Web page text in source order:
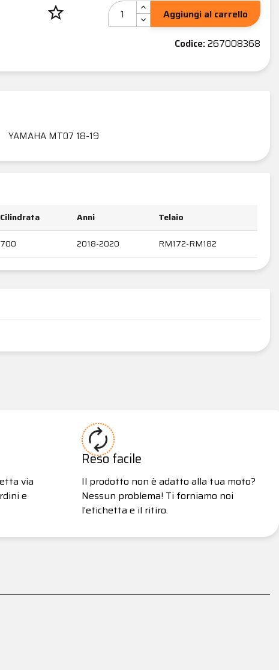
star_border
Aggiungi al carrello
Codice:267008368
YAMAHA MT07 18-19
Cilindrata Anni
Telaio
700 2018-2020 RM172-RM182
via
e
Reso facile
Il prodotto non è adatto alla tua moto?
Nessun problema! Ti forniamo noi
l’etichetta e il ritiro.